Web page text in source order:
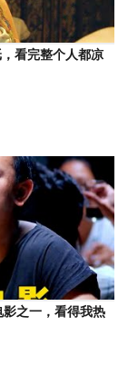
看完整个人都凉
影之一，看得我热